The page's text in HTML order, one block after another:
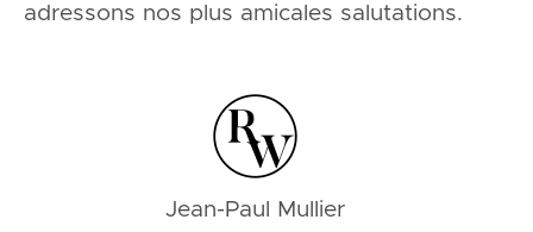
adressons nos plus amicales salutations.
Jean-Paul Mullier